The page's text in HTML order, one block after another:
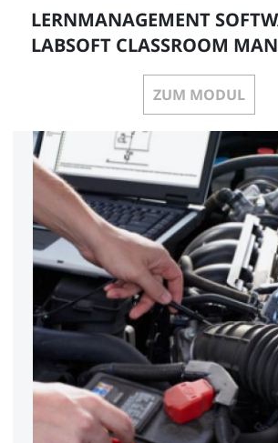
LERNMANAGEMENT
LABSOFT CLASSROOM
ZUM MODUL